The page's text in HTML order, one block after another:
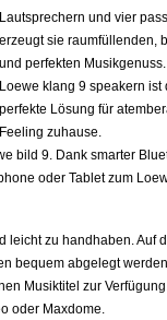
Lautsprechern und vier
erzeugt sie raumfüllenden,
und perfekten
Loewe klang 9 speakern
perfekte Lösung für
Feeling zuhause.
bild 9. Dank smarter
oder Tablet zum
leicht zu handhaben. Auf
bequem abgelegt
Musiktitel zur
oder Maxdome.